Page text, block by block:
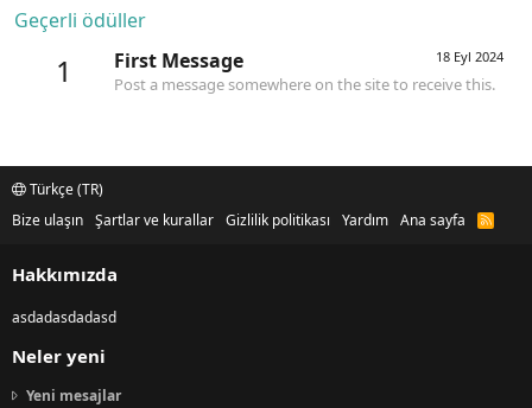
Geçerli ödüller
1 18 Eyl 2024
First Message
Post a message somewhere on the site to receive this.
Türkçe (TR)
Bize ulaşın Şartlar ve kurallar Gizlilik politikası Yardım Ana sayfa
R
Hakkımızda
asdadasdadasd
Neler yeni
Yeni mesajlar